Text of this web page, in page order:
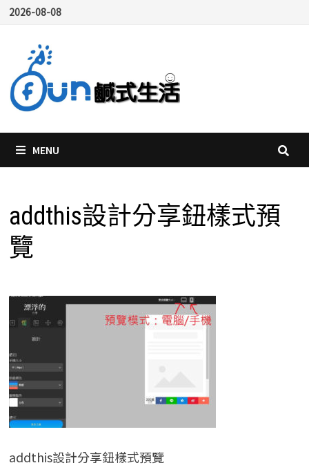
Skip
content
2026-08-08
MENU
addthis設計分享鈕樣式預
覽
addthis設計分享鈕樣式預覽